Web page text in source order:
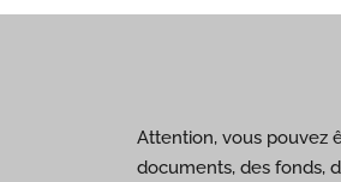
Attention, vous pouvez
documents, des fonds,